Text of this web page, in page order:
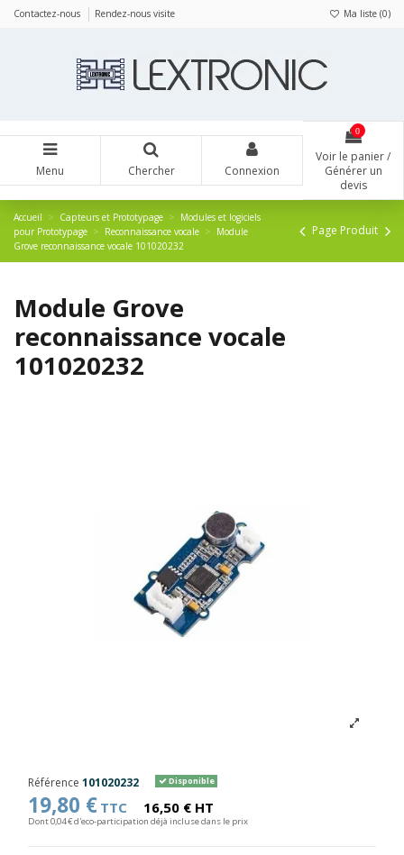
Contactez-nous Rendez-nous visite Ma liste (0)
Menu Chercher Connexion
0
Voir le panier /
Générer un
devis
Accueil Capteurs et Prototypage
Modules et logiciels
pour Prototypage
Reconnaissance vocale
Module
Grove reconnaissance vocale 101020232
Page Produit
Module Grove
reconnaissance vocale
101020232
Référence 101020232 Disponible
19,80 € TTC 16,50 € HT
Dont 0,04 € d'eco-participation déjà incluse dans le prix
Panneau de gestion des cookies